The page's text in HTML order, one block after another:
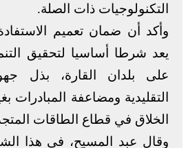
التكنولوجيات ذات الصلة.
وأكد أن ضمان تعميم
يعد شرطا أساسيا لتحقيق
على بلدان القارة، بذل
التقليدية ومضاعفة المبادرات
الخلاق في قطاع الطاقات
وقال عبد المسيح، في هذا